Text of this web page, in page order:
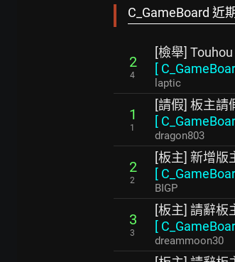
C_GameBoard 近
2
4
[檢舉]
[
laptic
1
1
[請假] 板主請
[
dragon803
2
2
[板主] 新增版
[
BIGP
3
3
[板主] 請辭板
[
dreammoon30